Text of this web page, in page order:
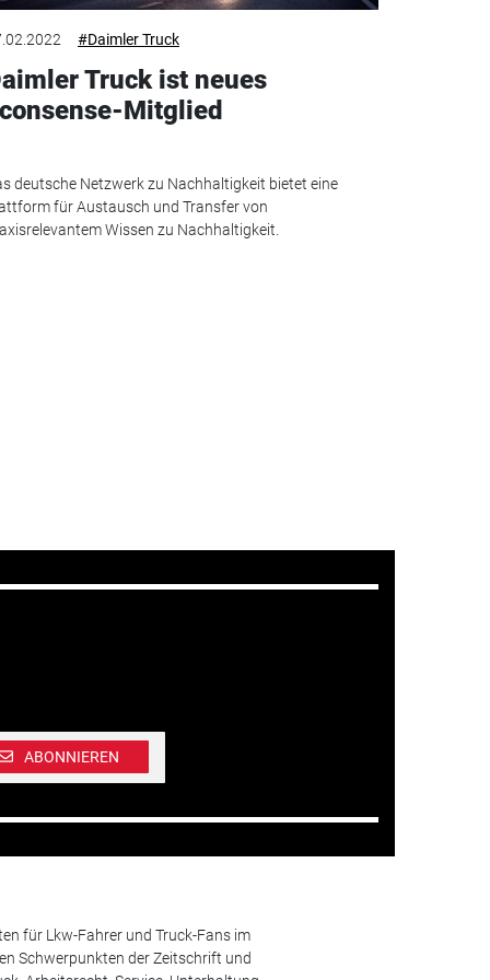
#Daimler Truck
Truck ist neues
Mitglied
deutsche Netzwerk zu Nachhaltigkeit bietet eine
für Austausch und Transfer von
Wissen zu Nachhaltigkeit.
ABONNIEREN
für Lkw-Fahrer und Truck-Fans im
Schwerpunkten der Zeitschrift und